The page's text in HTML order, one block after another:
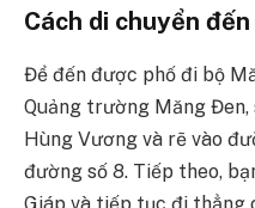
Cách di chuyển
Để đến được phố đi bộ
Quảng trường Măng
Hùng Vương và rẽ vào
đường số 8. Tiếp theo,